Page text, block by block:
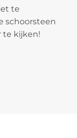
te
schoorsteen
te kijken!